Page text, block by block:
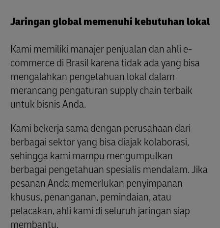
Jaringan global memenuhi kebutuhan lokal
Kami memiliki manajer penjualan dan ahli e-
commerce di Brasil karena tidak ada yang bisa
mengalahkan pengetahuan lokal dalam
merancang pengaturan supply chain terbaik
untuk bisnis Anda.
Kami bekerja sama dengan perusahaan dari
berbagai sektor yang bisa diajak kolaborasi,
sehingga kami mampu mengumpulkan
berbagai pengetahuan spesialis mendalam. Jika
pesanan Anda memerlukan penyimpanan
khusus, penanganan, pemindaian, atau
pelacakan, ahli kami di seluruh jaringan siap
membantu.